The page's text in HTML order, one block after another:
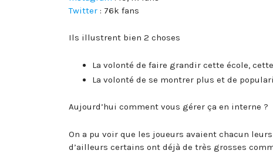
Twitter : 76k fans
Ils illustrent bien 2 choses
La volonté de faire grandir cette école,
La volonté de se montrer plus et de
Aujourd’hui comment vous gérer ça en interne ?
On a pu voir que les joueurs avaient chacun
d’ailleurs certains ont déjà de très grosses